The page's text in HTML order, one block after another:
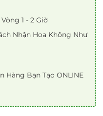
1 - 2 Giờ
Nhận Hoa Không Như
Hàng Bạn Tạo ONLINE